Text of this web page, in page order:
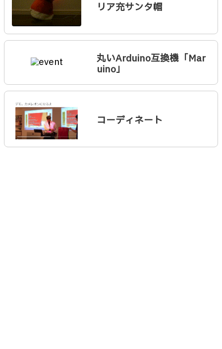
リア充サンタ帽
丸いArduino互換機「Mar
uino」
コーディネート